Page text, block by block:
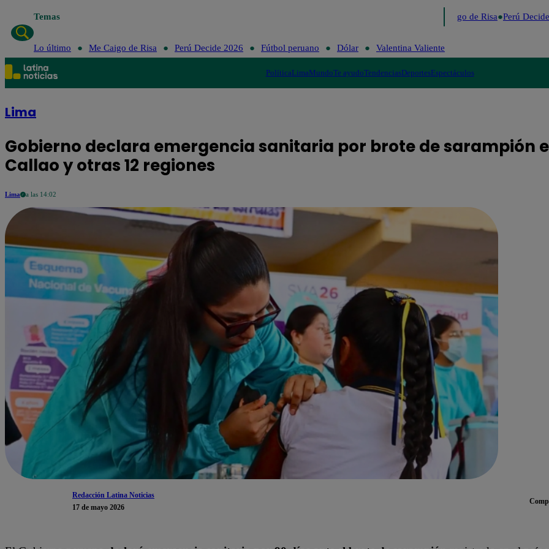
Temas Me Caigo de Risa Perú Decide
Lo último Me Caigo de Risa Perú Decide 2026 Fútbol peruano Dólar Valentina Valiente
PolíticaLimaMundoTe ayudoTendenciasDeportesEspectáculos
Lima
Gobierno declara emergencia sanitaria por brote de sarampión
Callao y otras 12 regiones
Lima a las 14:02
Redacción Latina Noticias
17 de mayo 2026